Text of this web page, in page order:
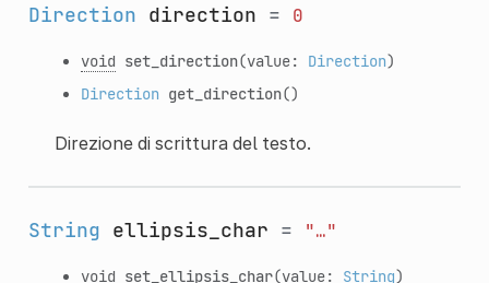
Direction direction = 0
void set_direction(value: Direction)
Direction get_direction()
Direzione di scrittura del testo.
String ellipsis_char = "…"
void set_ellipsis_char(value: String)